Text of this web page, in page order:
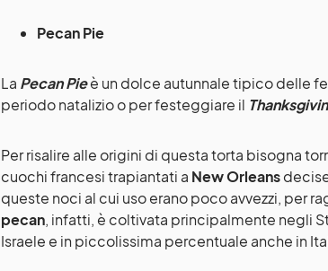
Pecan Pie
La Pecan Pieè un dolce autunnale tipico delle
periodo natalizio o per festeggiare il
Per risalire alle origini di questa torta bisogna
cuochi francesi trapiantati a New Orleans
queste noci al cui uso erano poco avvezzi, per
pecan, infatti, è coltivata principalmente negli
Israele e in piccolissima percentuale anche in